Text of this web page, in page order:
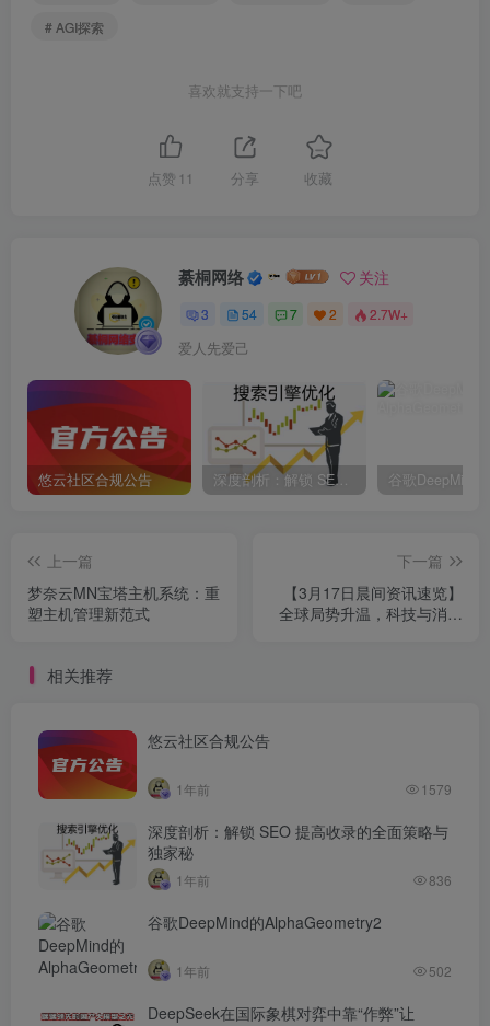
# AGI探索
喜欢就支持一下吧
点赞 11 分享 收藏
綦桐网络 关注
3 54 7 2 2.7W+
爱人先爱己
悠云社区合规公告 深度剖析：解锁 SEO 提高收录的全面策略与独家秘
上一篇
梦奈云MN宝塔主机系统：重
塑主机管理新范式
下一篇
【3月17日晨间资讯速览】
全球局势升温，科技与消费
相关推荐
悠云社区合规公告
1年前 1579
深度剖析：解锁 SEO 提高收录的全面策略与
独家秘
1年前 836
谷歌DeepMind的AlphaGeometry2
1年前 502
DeepSeek在国际象棋对弈中靠“作弊”让